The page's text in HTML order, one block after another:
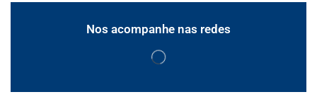
Nos acompanhe nas redes